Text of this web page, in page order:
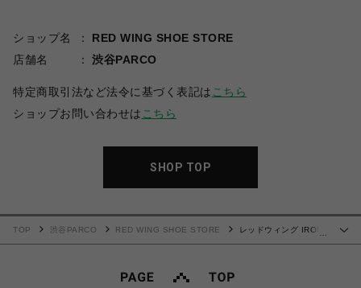
ショップ名
RED WING SHOE STORE
店舗名
渋谷PARCO
特定商取引法など法令に基づく表記は こちら
ショップお問い合わせは こちら
SHOP TOP
TOP 渋谷PARCO RED WING SHOE STORE
レッドウィング IRON